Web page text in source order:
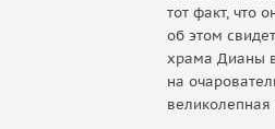
тот факт, что
об этом
храма Дианы
на